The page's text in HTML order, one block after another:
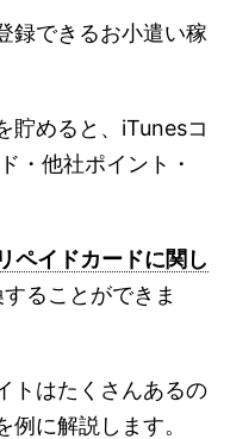
録できるお小遣い稼
貯めると、iTunesコ
・他社ポイント・
ペイドカードに関し
ることができま
トはたくさんあるの
例に解説します。